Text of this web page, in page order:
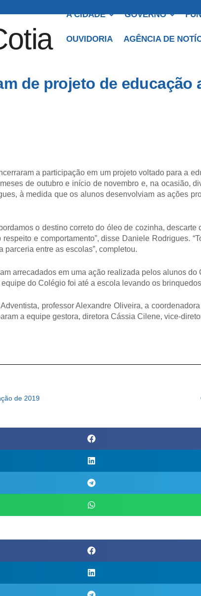
A CIDADE GOVERNO
OUVIDORIA AGÊNCIA DE
de projeto de educação
a participação em um projeto voltado para a
de outubro e início de novembro e, na ocasião,
à medida que os alunos desenvolviam as ações
o destino correto do óleo de cozinha, descarte
e comportamento”, disse Daniele Rodrigues.
entre as escolas”, completou.
em uma ação realizada pelos alunos do
do Colégio foi até a escola levando os
professor Alexandre Oliveira, a coordenadora
a equipe gestora, diretora Cássia Cilene, vice-
de 2019